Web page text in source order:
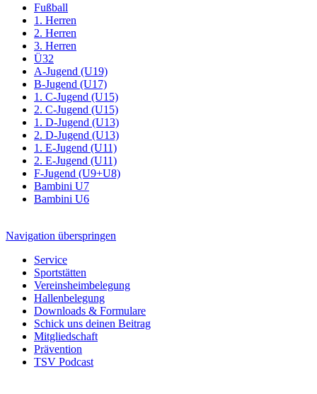
Fußball
1. Herren
2. Herren
3. Herren
Ü32
A-Jugend (U19)
B-Jugend (U17)
1. C-Jugend (U15)
2. C-Jugend (U15)
1. D-Jugend (U13)
2. D-Jugend (U13)
1. E-Jugend (U11)
2. E-Jugend (U11)
F-Jugend (U9+U8)
Bambini U7
Bambini U6
Navigation überspringen
Service
Sportstätten
Vereinsheimbelegung
Hallenbelegung
Downloads & Formulare
Schick uns deinen Beitrag
Mitgliedschaft
Prävention
TSV Podcast